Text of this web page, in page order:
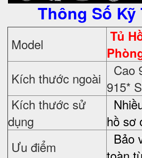
Thông Số Kỹ
Model
Tủ
Kích thước ngoài
Cao
915*
Kích thước sử
dụng
hồ sơ
Ưu điểm
Bảo